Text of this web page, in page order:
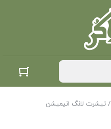
/ تیشرت لانگ انیمیشن